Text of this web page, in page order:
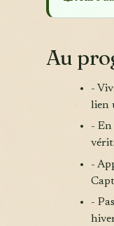
Au
-
lien
- En
-
-